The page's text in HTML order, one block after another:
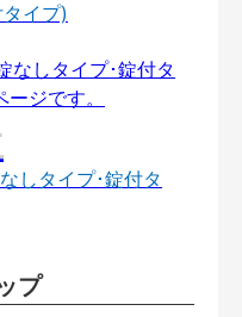
イプ)
しタイプ･錠付タ
プ